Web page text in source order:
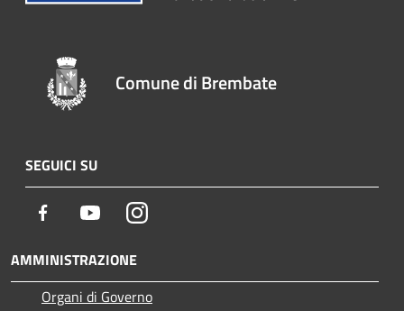
Comune di Brembate
SEGUICI SU
Facebook YoutubeInstagram
AMMINISTRAZIONE
Organi di Governo